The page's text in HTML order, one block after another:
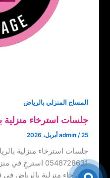
المساج المنزلي بالرياض
جلسات استرخاء منزلية
admin /25 أبريل، 2026
جلسات استرخاء منزلية
0548728631
استرخاء منزلية بالرياض